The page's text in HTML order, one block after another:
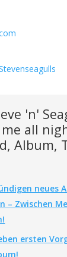
'n'
all
Album,
neues
– Zwischen
ersten